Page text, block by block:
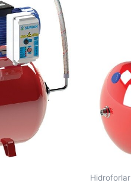
Hidroforlar